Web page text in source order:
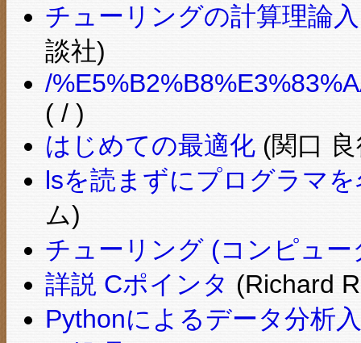
チューリングの計算理論
談社)
/
( / )
はじめての最適化(関口 良
lsを読まずにプログラマ
ム)
チューリング (コンピュー
詳説 Cポインタ (Richard
Pythonによるデータ分析